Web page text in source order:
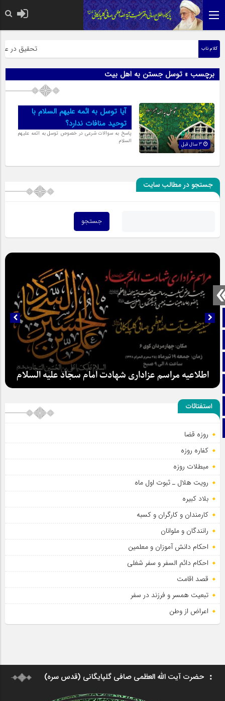
صفحه نخست
آپارات
اینستاگرام
کلام ناب تحقیق در
برچسب » توسل جستن به اهل بیت
آیا توسل به ائمه عليهم السلام با
توحيد منافات ندارد؟
پاسخ به سوالات شرعی در خصوص توسل به ائمه عليهم
السلام
جستجو در مطالب سایت
اطلاعیه مراسم عزاداری شهادت امام سجاد علیه السلام
استفتائات
روزه قضا
کفاره روزه
مبطلات روزه
رویت هلال ـ ثبوت اول ماه
بلاد کبیره
کارمندان و کارگران و کسبه
رانندگان و ملوانان
احکام دانش آموزان و معلمین
احکام دائم السفر و سفر شغلی
قصد اقامت
تبعیت همسر و فرزند در سفر
اعراض از وطن
حضرت آیت الله العظمی صافی گلپایگانی (قدس سره)